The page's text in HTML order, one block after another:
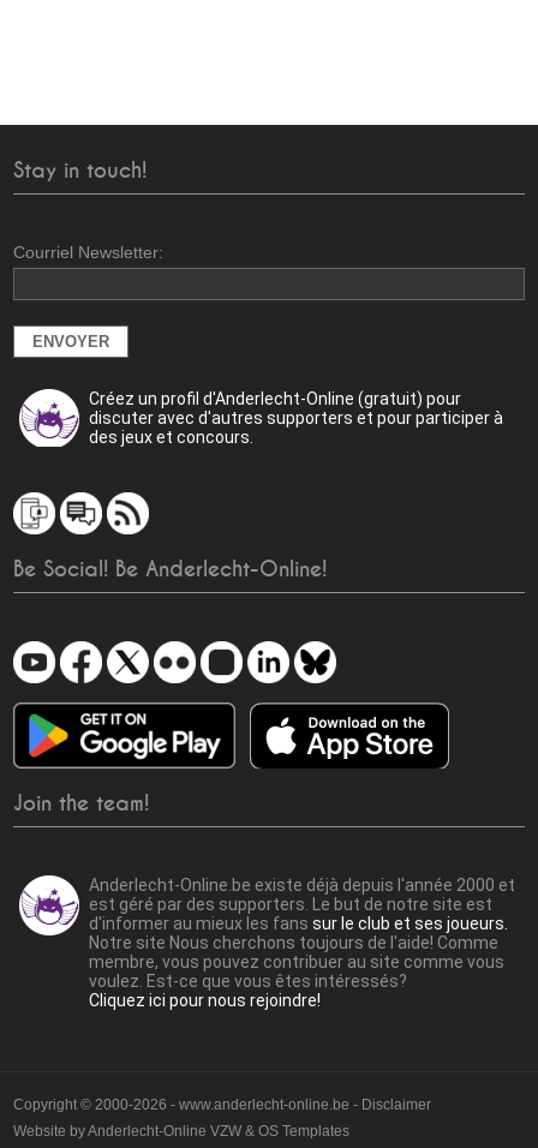
Stay in touch!
Courriel Newsletter:
Créez un profil d'Anderlecht-Online (gratuit) pour
discuter avec d'autres supporters et pour participer à
des jeux et concours.
Be Social! Be Anderlecht-Online!
Join the team!
Anderlecht-Online.be existe déjà depuis l'année 2000 et
est géré par des supporters. Le but de notre site est
d'informer au mieux les fanssur le club et ses joueurs.
Notre site Nous cherchons toujours de l'aide! Comme
membre, vous pouvez contribuer au site comme vous
voulez. Est-ce que vous êtes intéressés?
Cliquez ici pour nous rejoindre!
Copyright © 2000-2026 - www.anderlecht-online.be - Disclaimer
Website byAnderlecht-Online VZW &OS Templates